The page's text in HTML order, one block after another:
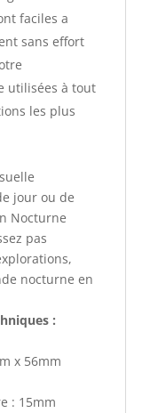
faciles a
sans effort
utilisées à tout
les plus
jour ou de
Nocturne
pas
nocturne en
:
x 56mm
: 15mm